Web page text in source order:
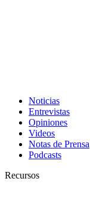
Noticias
Entrevistas
Opiniones
Videos
Notas de Prensa
Podcasts
Recursos